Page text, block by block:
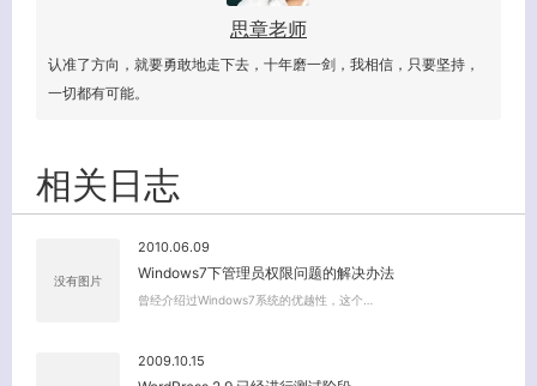
思章老师
认准了方向，就要勇敢地走下去，十年磨一剑，我相信，只要坚持，
一切都有可能。
相关日志
没有图片
2010.06.09
Windows7下管理员权限问题的解决办法
曾经介绍过Windows7系统的优越性，这个…
2009.10.15